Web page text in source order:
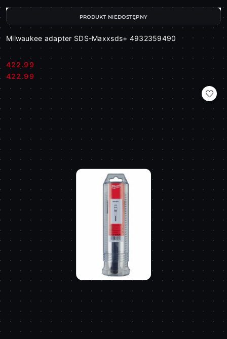
Milwaukee adapter SDS-Maxxsds+ 4932359490
Cena:
422.99
Cena:
422.99
PRODUKT NIEDOSTĘPNY